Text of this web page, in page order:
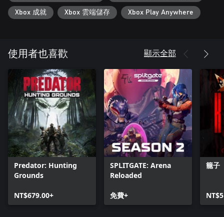
Xbox 成就 Xbox 雲端儲存 Xbox Play Anywhere
使用者也喜歡 顯示全部
Predator: Hunting
Grounds
NT$679.00+
SPLITGATE: Arena
Reloaded
免費+
籠子